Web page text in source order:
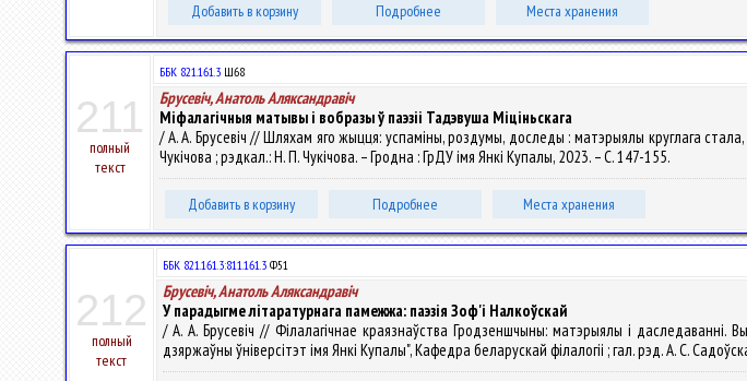
Добавить в корзину Подробнее Места хранения
211
полный
текст
ББК 821.161.3 Ш68
Брусевіч, Анатоль Аляксандравіч
Міфалагічныя матывы і вобразы ў паэзіі Тадэвуша Міціньскага
/ А. А. Брусевіч // Шляхам яго жыцця: успаміны, роздумы, доследы : матэрыялы круглага
Чукічова ; рэдкал.: Н. П. Чукічова. – Гродна : ГрДУ імя Янкі Купалы, 2023. – С. 147-155.
Добавить в корзину Подробнее Места хранения
212
полный
текст
ББК 821.161.3:811.161.3 Ф51
Брусевіч, Анатоль Аляксандравіч
У парадыгме літаратурнага памежжа: паэзія Зоф'і Налкоўскай
/ А. А. Брусевіч // Філалагічнае краязнаўства Гродзеншчыны: матэрыялы і
дзяржаўны ўніверсітэт імя Янкі Купалы", Кафедра беларускай філалогіі ; гал. рэд. А. С.